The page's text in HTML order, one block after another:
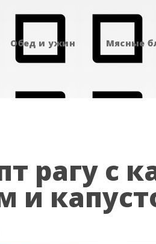
Обед и ужин Мясные
рагу с
и